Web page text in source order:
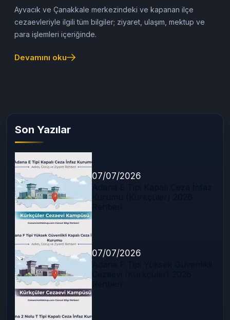
Ayvacık ve Çanakkale merkezindeki ve kapanan ilçe
cezaevleriyle ilgili tüm bilgiler; ziyaret, ulaşım, mektup ve
para işlemleri içeriğinde.
Devamını oku
Son Yazılar
07/07/2026
07/07/2026